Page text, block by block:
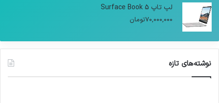
لپ تاپ Surface Book 5
70,000,000تومان
نوشته‌های تازه